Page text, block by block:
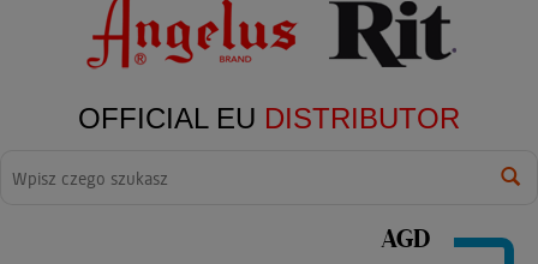
OFFICIAL EU DISTRIBUTOR
AGD